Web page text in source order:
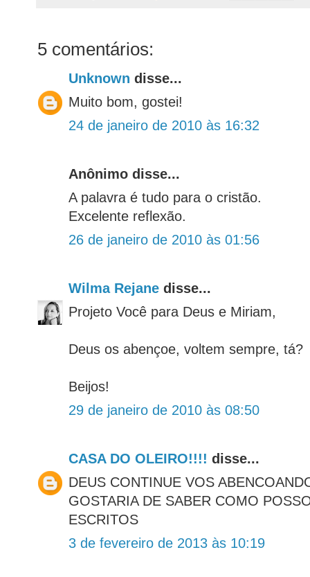
5 comentários:
Unknown disse...
Muito bom, gostei!
24 de janeiro de 2010 às 16:32
Anônimo disse...
A palavra é tudo para o cristão.
Excelente reflexão.
26 de janeiro de 2010 às 01:56
Wilma Rejane disse...
Projeto Você para Deus e Miriam,
Deus os abençoe, voltem sempre, tá?
Beijos!
29 de janeiro de 2010 às 08:50
CASA DO OLEIRO!!!! disse...
DEUS CONTINUE VOS
GOSTARIA DE SABER COMO
ESCRITOS
3 de fevereiro de 2013 às 10:19